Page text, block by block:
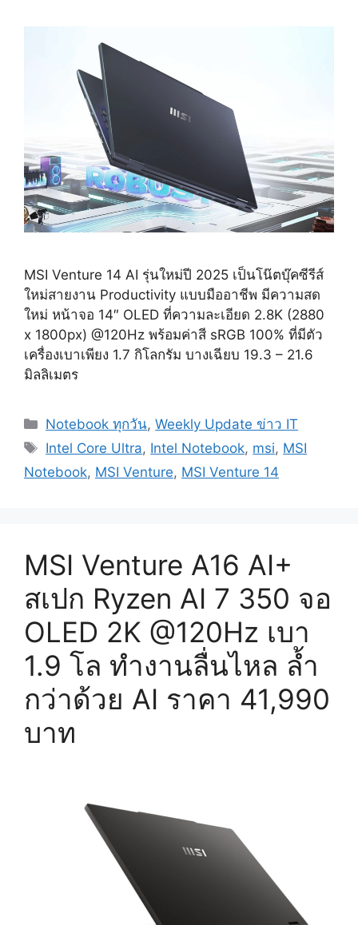
MSI Venture 14 AI รุ่นใหม่ปี 2025 เป็นโน๊ตบุ๊คซีรีส์
ใหม่สายงาน Productivity แบบมืออาชีพ มีความสด
ใหม่ หน้าจอ 14″ OLED ที่ความละเอียด 2.8K (2880
x 1800px) @120Hz พร้อมค่าสี sRGB 100% ที่มีตัว
เครื่องเบาเพียง 1.7 กิโลกรัม บางเฉียบ 19.3 – 21.6
มิลลิเมตร
Categories
Notebook ทุกวัน,Weekly Update ข่าว IT
Tags
Intel Core Ultra, Intel Notebook, msi, MSI
Notebook, MSI Venture, MSI Venture 14
MSI Venture A16 AI+
สเปก Ryzen AI 7 350 จอ
OLED 2K @120Hz เบา
1.9 โล ทำงานลื่นไหล ล้ำ
กว่าด้วย AI ราคา 41,990
บาท